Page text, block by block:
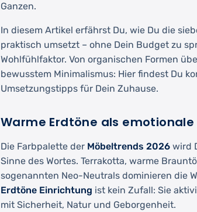
Ganzen.
In diesem Artikel erfährst Du, wie Du die
praktisch umsetzt – ohne Dein Budget zu
Wohlfühlfaktor. Von organischen Formen
bewusstem Minimalismus: Hier findest Du
Umsetzungstipps für Dein Zuhause.
Warme Erdtöne als emotionale
Die Farbpalette der Möbeltrends 2026 wird
Sinne des Wortes. Terrakotta, warme
sogenannten Neo-Neutrals dominieren die
Erdtöne Einrichtung ist kein Zufall: Sie
mit Sicherheit, Natur und Geborgenheit.